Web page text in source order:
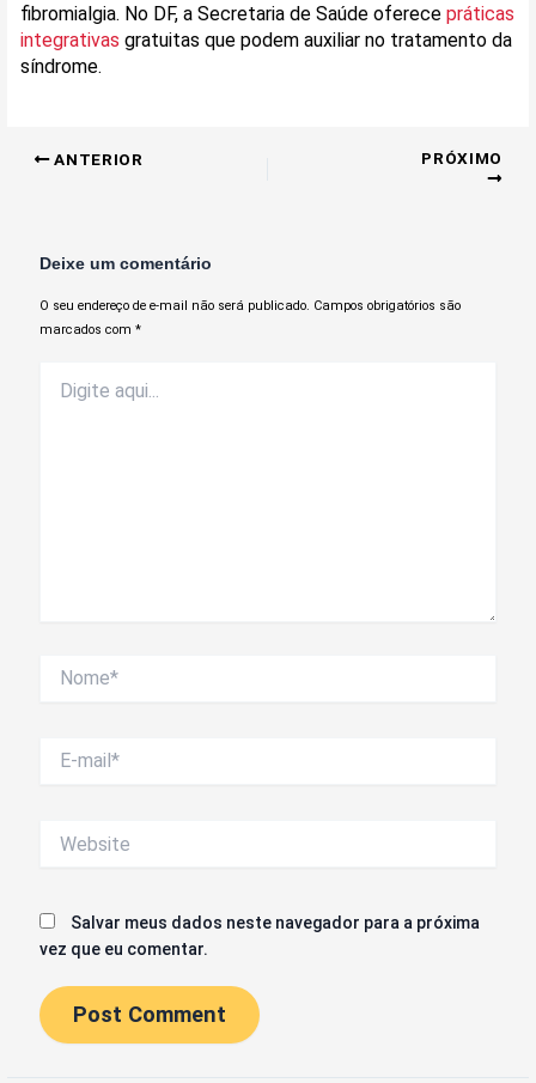
fibromialgia. No DF, a Secretaria de Saúde oferece práticas
integrativas gratuitas que podem auxiliar no tratamento da
síndrome.
ANTERIOR PRÓXIMO
Deixe um comentário
O seu endereço de e-mail não será publicado. Campos obrigatórios são
marcados com*
aqui...
mail*
Salvar meus dados neste navegador para a próxima
vez que eu comentar.